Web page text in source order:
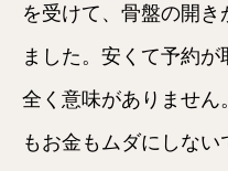
を受けて、骨盤の開き
ました。安くて予約
全く意味がありません
もお金もムダにしな